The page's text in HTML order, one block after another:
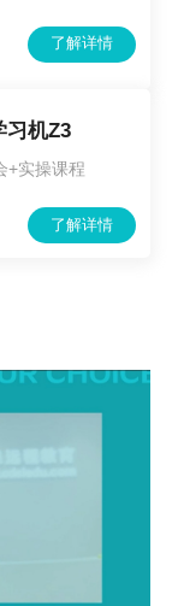
了解详情
习机Z3
+实操课程
了解详情